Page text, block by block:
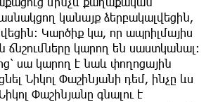
կանայք ձերբակալվեցին,
Կարծիք կա, որ ապրիլմայիս
ճնշումները կարող են սաստկանալ։
սա կարող է նաև փողոցային
Նիկոլ Փաշինյանի դեմ, ինչը ևս
Փաշինյանը գնալու է